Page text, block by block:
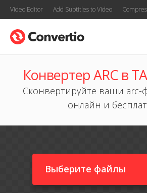
Video Editor Add Subtitles to Video
Конвертер ARC в
Сконвертируйте ваши arc-
онлайн и
Выберите файлы